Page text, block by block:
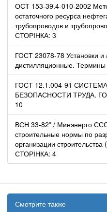
ОСТ 153-39.4-010-2002
остаточного ресурса
трубопроводов и
СТОРІНКА: 3
ГОСТ 23078-78 Установки
дистилляционные.
ГОСТ 12.1.004-91
БЕЗОПАСНОСТИ ТРУДА.
10
ВСН 33-82* / Минэнерго
строительные нормы по
организации строительства
СТОРІНКА: 4
Смотрите также